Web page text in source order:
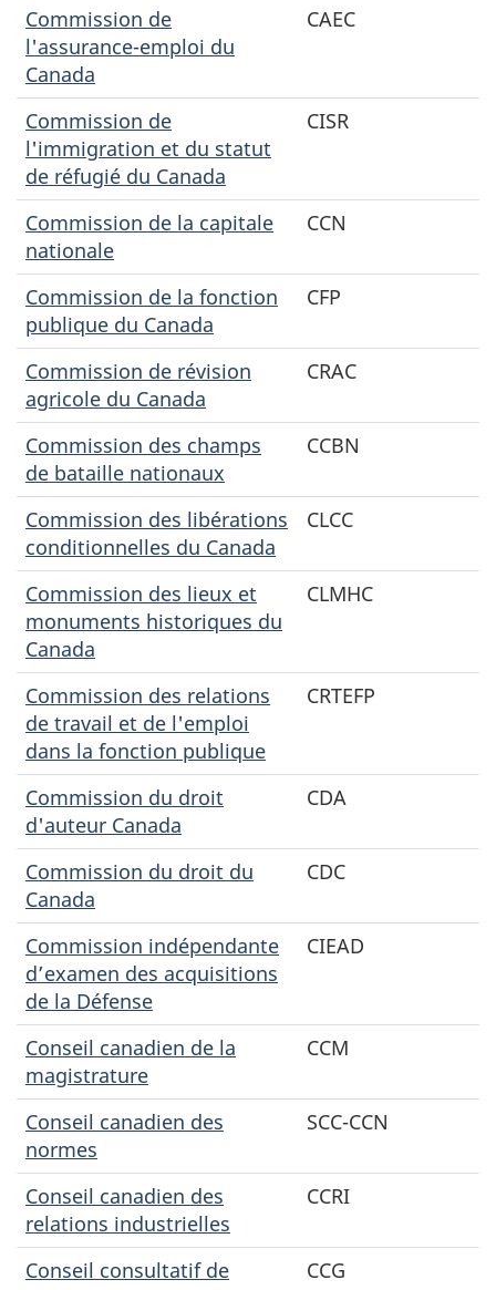
Commission de
l'assurance-emploi du
Canada
CAEC
Commission de
l'immigration et du statut
de réfugié du Canada
CISR
Commission de la capitale
nationale
CCN
Commission de la fonction
publique du Canada
CFP
Commission de révision
agricole du Canada
CRAC
Commission des champs
de bataille nationaux
CCBN
Commission des libérations
conditionnelles du Canada
CLCC
Commission des lieux et
monuments historiques du
Canada
CLMHC
Commission des relations
de travail et de l'emploi
dans la fonction publique
CRTEFP
Commission du droit
d'auteur Canada
CDA
Commission du droit du
Canada
CDC
Commission indépendante
d’examen des acquisitions
de la Défense
CIEAD
Conseil canadien de la
magistrature
CCM
Conseil canadien des
normes
SCC-CCN
Conseil canadien des
relations industrielles
CCRI
Conseil consultatif de
CCG